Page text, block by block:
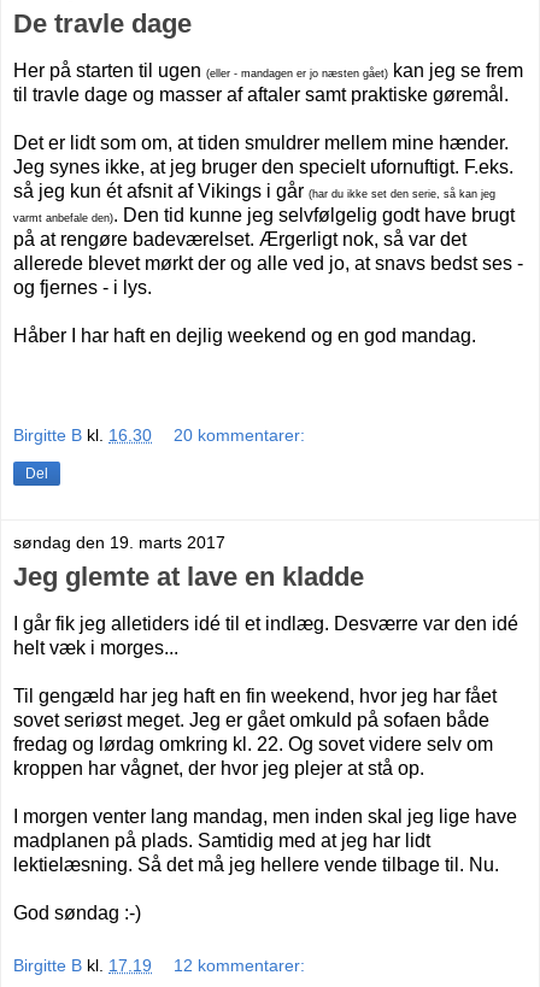
De travle dage
Her på starten til ugen (eller - mandagen er jo næsten gået) kan jeg se frem
til travle dage og masser af aftaler samt praktiske gøremål.
Det er lidt som om, at tiden smuldrer mellem mine hænder.
Jeg synes ikke, at jeg bruger den specielt ufornuftigt. F.eks.
så jeg kun ét afsnit af Vikings i går (har du ikke set den serie, så kan jeg
varmt anbefale den). Den tid kunne jeg selvfølgelig godt have brugt
på at rengøre badeværelset. Ærgerligt nok, så var det
allerede blevet mørkt der og alle ved jo, at snavs bedst ses -
og fjernes - i lys.
Håber I har haft en dejlig weekend og en god mandag.
Birgitte B kl. 16.30 20 kommentarer:
Del
søndag den 19. marts 2017
Jeg glemte at lave en kladde
I går fik jeg alletiders idé til et indlæg. Desværre var den idé
helt væk i morges...
Til gengæld har jeg haft en fin weekend, hvor jeg har fået
sovet seriøst meget. Jeg er gået omkuld på sofaen både
fredag og lørdag omkring kl. 22. Og sovet videre selv om
kroppen har vågnet, der hvor jeg plejer at stå op.
I morgen venter lang mandag, men inden skal jeg lige have
madplanen på plads. Samtidig med at jeg har lidt
lektielæsning. Så det må jeg hellere vende tilbage til. Nu.
God søndag :-)
Birgitte B kl. 17.19 12 kommentarer: